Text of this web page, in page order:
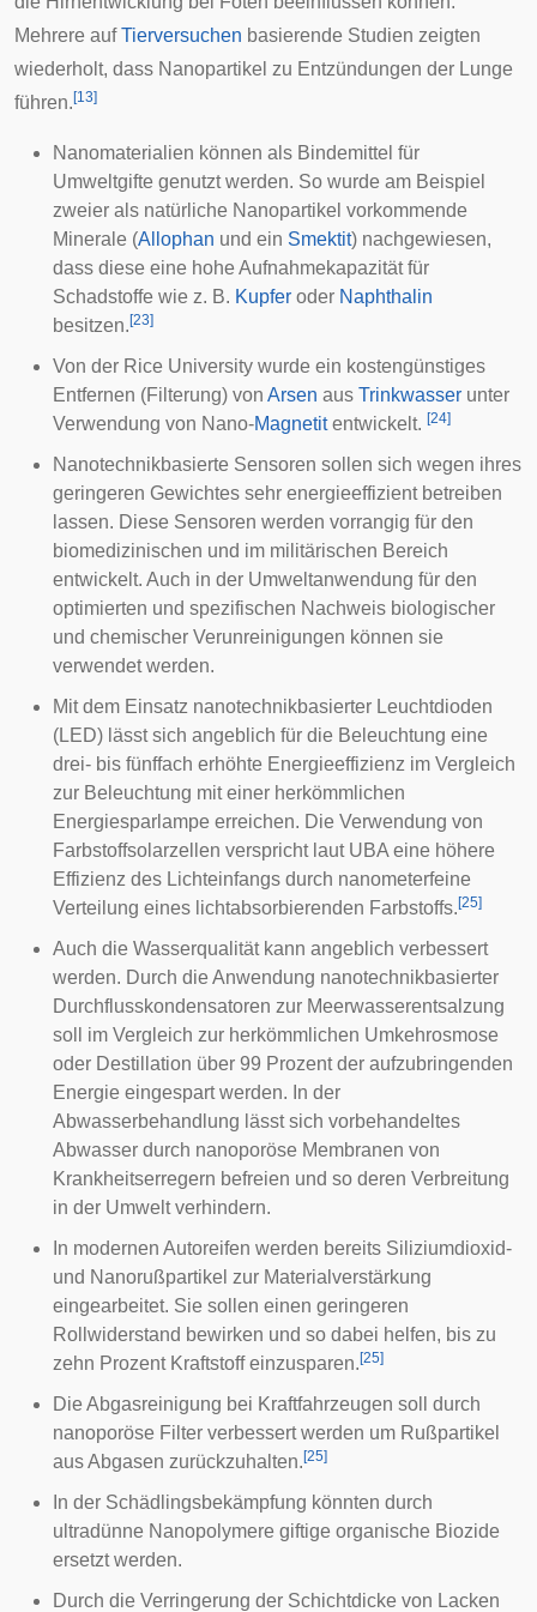
Mehrere aufTierversuchen basierende Studien zeigten
wiederholt, dass Nanopartikel zu Entzündungen der Lunge
führen. [13]
Nanomaterialien können als Bindemittel für
Umweltgifte genutzt werden. So wurde am Beispiel
zweier als natürliche Nanopartikel vorkommende
Minerale (Allophan und ein Smektit) nachgewiesen,
dass diese eine hohe Aufnahmekapazität für
Schadstoffe wie z. B. Kupfer oder Naphthalin
besitzen. [23]
Von der Rice University wurde ein kostengünstiges
Entfernen (Filterung) von Arsen aus Trinkwasser unter
Verwendung von Nano-Magnetitentwickelt. [24]
Nanotechnikbasierte Sensoren sollen sich wegen ihres
geringeren Gewichtes sehr energieeffizient betreiben
lassen. Diese Sensoren werden vorrangig für den
biomedizinischen und im militärischen Bereich
entwickelt. Auch in der Umweltanwendung für den
optimierten und spezifischen Nachweis biologischer
und chemischer Verunreinigungen können sie
verwendet werden.
Mit dem Einsatz nanotechnikbasierter Leuchtdioden
(LED) lässt sich angeblich für die Beleuchtung eine
drei- bis fünffach erhöhte Energieeffizienz im Vergleich
zur Beleuchtung mit einer herkömmlichen
Energiesparlampe erreichen. Die Verwendung von
Farbstoffsolarzellen verspricht laut UBA eine höhere
Effizienz des Lichteinfangs durch nanometerfeine
Verteilung eines lichtabsorbierenden Farbstoffs. [25]
Auch die Wasserqualität kann angeblich verbessert
werden. Durch die Anwendung nanotechnikbasierter
Durchflusskondensatoren zur Meerwasserentsalzung
soll im Vergleich zur herkömmlichen Umkehrosmose
oder Destillation über 99 Prozent der aufzubringenden
Energie eingespart werden. In der
Abwasserbehandlung lässt sich vorbehandeltes
Abwasser durch nanoporöse Membranen von
Krankheitserregern befreien und so deren Verbreitung
in der Umwelt verhindern.
In modernen Autoreifen werden bereits Siliziumdioxid-
und Nanorußpartikel zur Materialverstärkung
eingearbeitet. Sie sollen einen geringeren
Rollwiderstand bewirken und so dabei helfen, bis zu
zehn Prozent Kraftstoff einzusparen. [25]
Die Abgasreinigung bei Kraftfahrzeugen soll durch
nanoporöse Filter verbessert werden um Rußpartikel
aus Abgasen zurückzuhalten. [25]
In der Schädlingsbekämpfung könnten durch
ultradünne Nanopolymere giftige organische Biozide
ersetzt werden.
Durch die Verringerung der Schichtdicke von Lacken